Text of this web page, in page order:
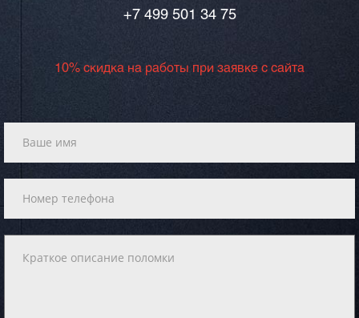
+7 499 501 34 75
10% скидка на работы при заявке с сайта